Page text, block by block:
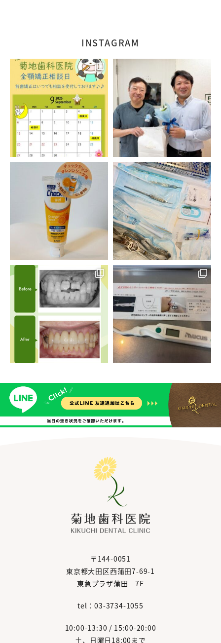
INSTAGRAM
〒144-0051
東京都大田区西蒲田7-69-1
東急プラザ蒲田 7F
tel：03-3734-1055
10:00-13:30 / 15:00-20:00
土、日曜日18:00まで